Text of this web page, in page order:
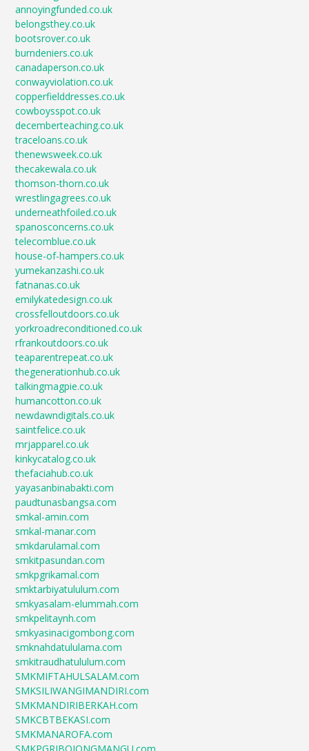
annoyingfunded.co.uk
belongsthey.co.uk
bootsrover.co.uk
burndeniers.co.uk
canadaperson.co.uk
conwayviolation.co.uk
copperfielddresses.co.uk
cowboysspot.co.uk
decemberteaching.co.uk
traceloans.co.uk
thenewsweek.co.uk
thecakewala.co.uk
thomson-thorn.co.uk
wrestlingagrees.co.uk
underneathfoiled.co.uk
spanosconcerns.co.uk
telecomblue.co.uk
house-of-hampers.co.uk
yumekanzashi.co.uk
fatnanas.co.uk
emilykatedesign.co.uk
crossfelloutdoors.co.uk
yorkroadreconditioned.co.uk
rfrankoutdoors.co.uk
teaparentrepeat.co.uk
thegenerationhub.co.uk
talkingmagpie.co.uk
humancotton.co.uk
newdawndigitals.co.uk
saintfelice.co.uk
mrjapparel.co.uk
kinkycatalog.co.uk
thefaciahub.co.uk
yayasanbinabakti.com
paudtunasbangsa.com
smkal-amin.com
smkal-manar.com
smkdarulamal.com
smkitpasundan.com
smkpgrikamal.com
smktarbiyatululum.com
smkyasalam-elummah.com
smkpelitaynh.com
smkyasinacigombong.com
smknahdatululama.com
smkitraudhatululum.com
SMKMIFTAHULSALAM.com
SMKSILIWANGIMANDIRI.com
SMKMANDIRIBERKAH.com
SMKCBTBEKASI.com
SMKMANAROFA.com